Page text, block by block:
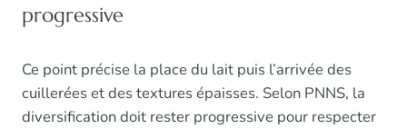
progressive
Ce point précise la place du lait puis l’arrivée des
cuillerées et des textures épaisses. Selon PNNS, la
diversification doit rester progressive pour respecter